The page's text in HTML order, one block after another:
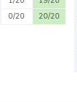
0/20 20/20